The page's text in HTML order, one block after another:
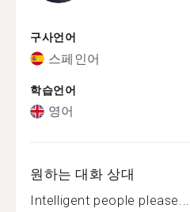
구사언어
스페인어
학습언어
영어
원하는 대화 상대
Intelligent people please...